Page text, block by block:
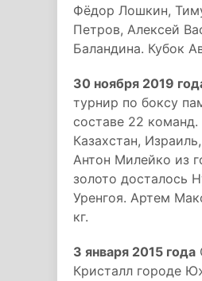
Фёдор Лошкин,
Петров, Алексей
Баландина. Кубок
30 ноября 2019
турнир по боксу
составе 22
Казахстан,
Антон Милейко из
золото досталось
Уренгоя. Артем
кг.
3 января 2015 года
Кристалл городе